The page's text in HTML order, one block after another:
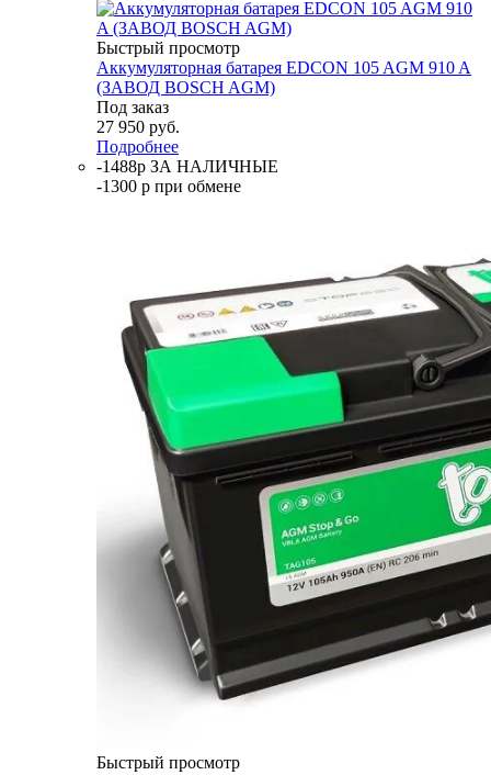
Быстрый просмотр
Аккумуляторная батарея EDCON 105 AGM 910 A
(ЗАВОД BOSCH AGM)
Под заказ
27 950 руб.
Подробнее
-1488р ЗА НАЛИЧНЫЕ
-1300 р при обмене
Быстрый просмотр